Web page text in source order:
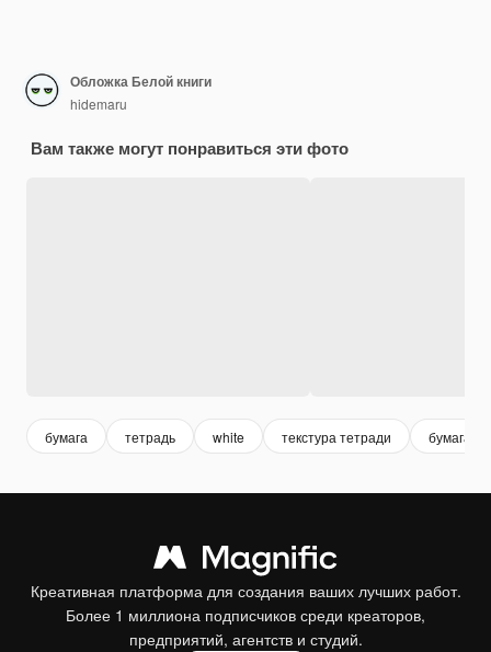
Обложка Белой книги
hidemaru
Вам также могут понравиться эти фото
бумага тетрадь white текстура тетради бумага
Креативная платформа для создания ваших лучших работ.
Более 1 миллиона подписчиков среди креаторов,
предприятий, агентств и студий.